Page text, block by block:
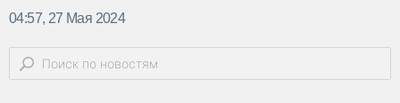
04:57, 27 Мая 2024